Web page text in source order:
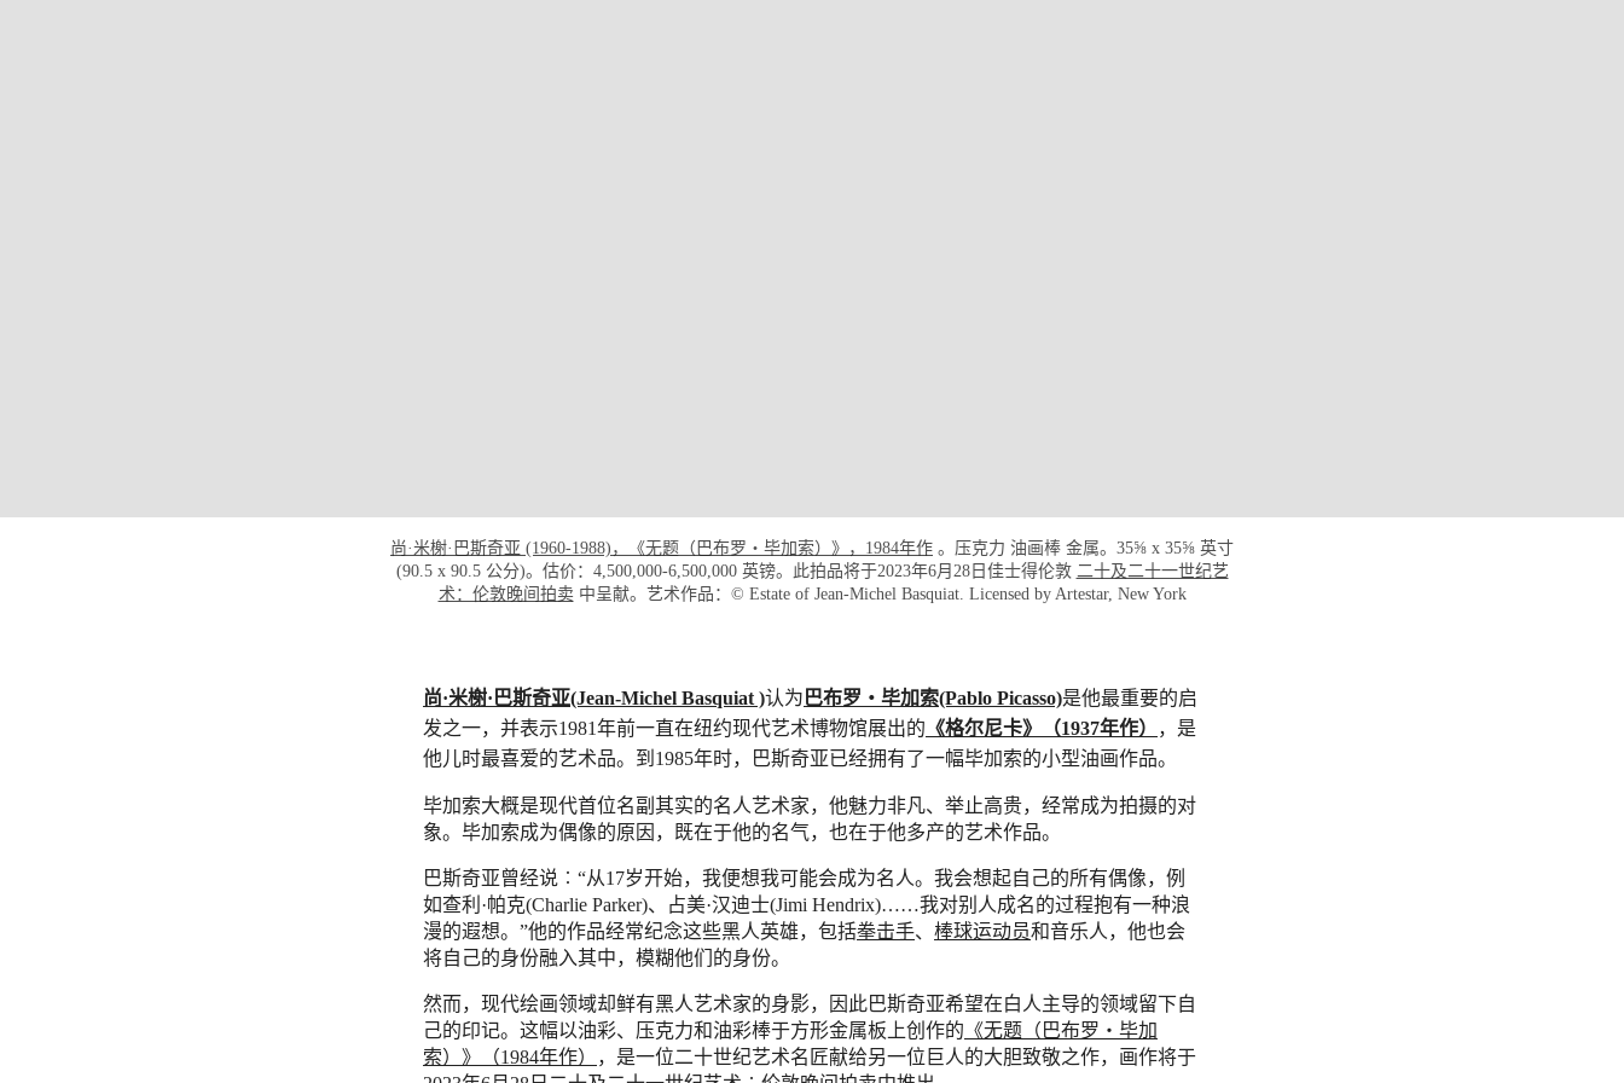
尚·米榭·巴斯奇亚 (1960-1988)，《无题（巴布罗‧毕加索）》，1984年作 。压克力 油画棒 金属。35⅝ x 35⅝ 英寸
(90.5 x 90.5 公分)。估价：4,500,000-6,500,000 英镑。此拍品将于2023年6月28日佳士得伦敦 二十及二十一世纪艺
术：伦敦晚间拍卖中呈献。艺术作品：© Estate of Jean-Michel Basquiat. Licensed by Artestar, New York
尚·米榭·巴斯奇亚(Jean-Michel Basquiat )认为 巴布罗‧毕加索(Pablo Picasso)是他最重要的启
发之一，并表示1981年前一直在纽约现代艺术博物馆展出的 《格尔尼卡》（1937年作）
，是
他儿时最喜爱的艺术品。到1985年时，巴斯奇亚已经拥有了一幅毕加索的小型油画作品。
毕加索大概是现代首位名副其实的名人艺术家，他魅力非凡、举止高贵，经常成为拍摄的对
象。毕加索成为偶像的原因，既在于他的名气，也在于他多产的艺术作品。
巴斯奇亚曾经说︰“从17岁开始，我便想我可能会成为名人。我会想起自己的所有偶像，例
如查利·帕克(Charlie Parker)、占美·汉迪士(Jimi Hendrix)……我对别人成名的过程抱有一种浪
漫的遐想。”他的作品经常纪念这些黑人英雄，包括拳击手、 棒球运动员和音乐人，他也会
将自己的身份融入其中，模糊他们的身份。
然而，现代绘画领域却鲜有黑人艺术家的身影，因此巴斯奇亚希望在白人主导的领域留下自
己的印记。这幅以油彩、压克力和油彩棒于方形金属板上创作的 《无题（巴布罗‧毕加
索）》（1984年作）
，是一位二十世纪艺术名匠献给另一位巨人的大胆致敬之作，画作将于